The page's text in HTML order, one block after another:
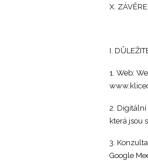
X.
I.
1. Web:
2. Digitální
která jsou
3.
Google